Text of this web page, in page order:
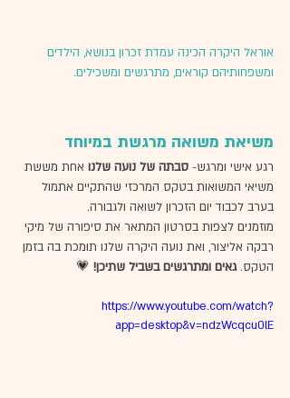
אוראל היקרה הכינה עמדת זכרון בנושא, הילדים
ומשפחותיהם קוראים, מתרגשים ומשכילים.
משיאת משואה מרגשת במיוחד
רגע אישי ומרגש- סבתה של נועה שלנו אחת מששת
משיאי המשואות בטקס המרכזי שהתקיים אתמול
בערב לכבוד יום הזכרון לשואה ולגבורה.
מוזמנים לצפות בסרטון המתאר את סיפורה של מיקי
רבקה אליצור, ואת נועה היקרה שלנו תומכת בה בזמן
הטקס. גאים ומתרגשים בשביל שתיכן! 💗
https://www.youtube.com/watch?
app=desktop&v=ndzWcqcu0lE